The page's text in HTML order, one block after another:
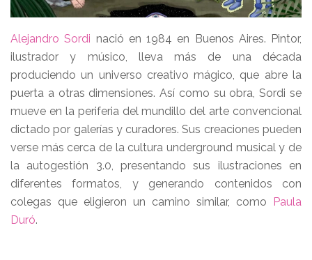
Alejandro Sordi nació en 1984 en Buenos Aires. Pintor,
ilustrador y músico, lleva más de una década
produciendo un universo creativo mágico, que abre la
puerta a otras dimensiones. Así como su obra, Sordi se
mueve en la periferia del mundillo del arte convencional
dictado por galerías y curadores. Sus creaciones pueden
verse más cerca de la cultura underground musical y de
la autogestión 3.0, presentando sus ilustraciones en
diferentes formatos, y generando contenidos con
colegas que eligieron un camino similar, como Paula
Duró.